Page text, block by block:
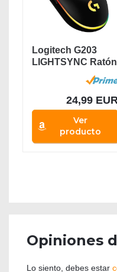
Logitech G203
LIGHTSYNC Ratón
Gaming con...
24,99
Ver
producto
Opiniones
Lo siento, debes estar